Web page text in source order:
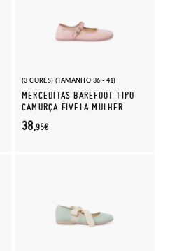
(3 CORES) (TAMANHO 36 - 41)
MERCEDITAS BAREFOOT TIPO
CAMURÇA FIVELA MULHER
38,95€